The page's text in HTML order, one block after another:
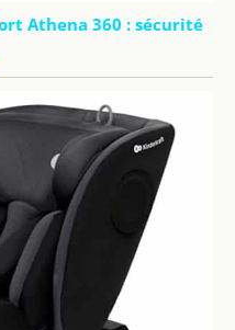
Athena 360 : sécurité